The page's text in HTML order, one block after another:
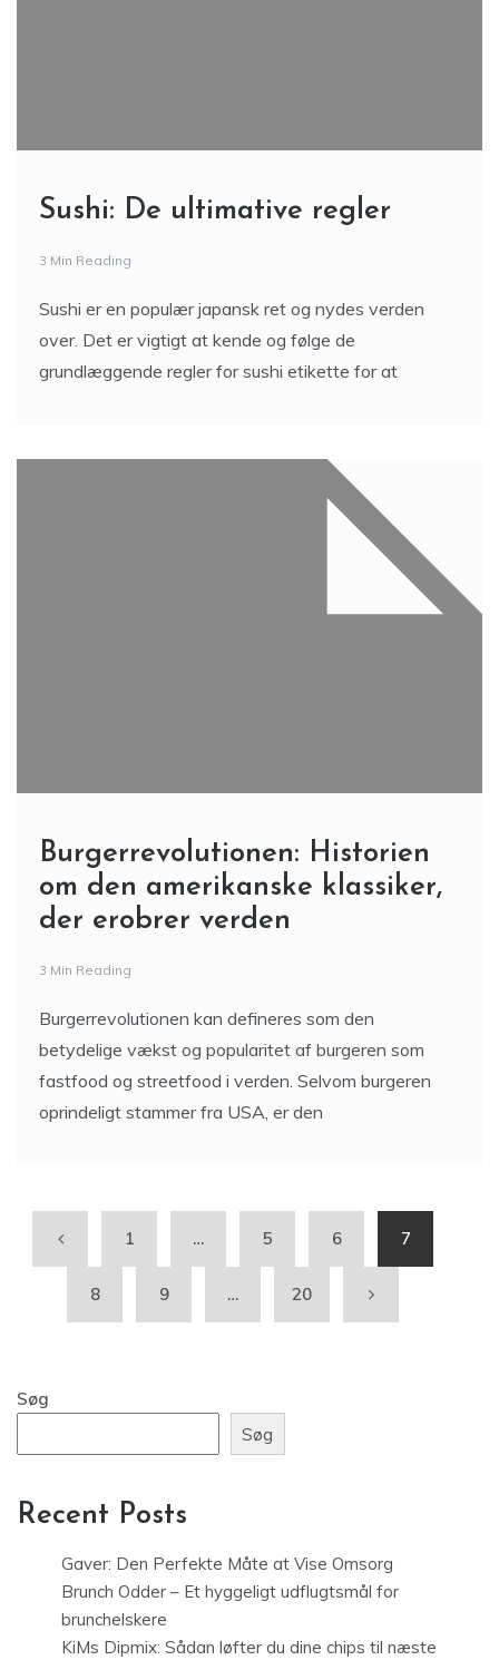
Sushi: De ultimative regler
3 Min Reading
Sushi er en populær japansk ret og nydes verden
over. Det er vigtigt at kende og følge de
grundlæggende regler for sushi etikette for at
Burgerrevolutionen: Historien
om den amerikanske klassiker,
der erobrer verden
3 Min Reading
Burgerrevolutionen kan defineres som den
betydelige vækst og popularitet af burgeren som
fastfood og streetfood i verden. Selvom burgeren
oprindeligt stammer fra USA, er den
1 … 5 6 7
8 9 … 20
Søg
Søg
Recent Posts
Gaver: Den Perfekte Måte at Vise Omsorg
Brunch Odder – Et hyggeligt udflugtsmål for
brunchelskere
KiMs Dipmix: Sådan løfter du dine chips til næste